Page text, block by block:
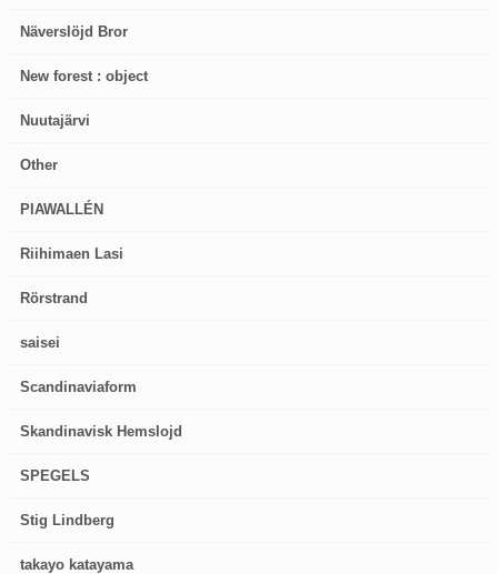
Näverslöjd Bror
New forest : object
Nuutajärvi
Other
PIAWALLÉN
Riihimaen Lasi
Rörstrand
saisei
Scandinaviaform
Skandinavisk Hemslojd
SPEGELS
Stig Lindberg
takayo katayama